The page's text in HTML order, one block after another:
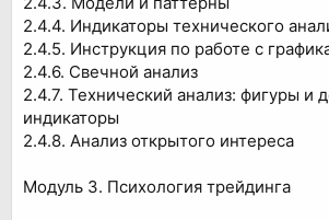
2.4.4. Индикаторы технического
2.4.5. Инструкция по работе с
2.4.6. Свечной анализ
2.4.7. Технический анализ: фигуры и
индикаторы
2.4.8. Анализ открытого интереса
Модуль 3. Психология трейдинга